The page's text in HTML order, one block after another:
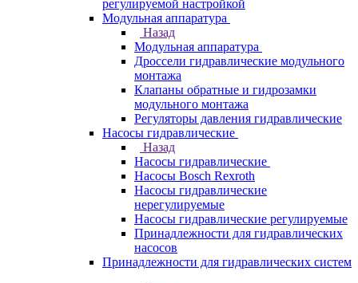
регулируемой настройкой
Модульная аппаратура
Назад
Модульная аппаратура
Дроссели гидравлические модульного
монтажа
Клапаны обратные и гидрозамки
модульного монтажа
Регуляторы давления гидравлические
Насосы гидравлические
Назад
Насосы гидравлические
Насосы Bosch Rexroth
Насосы гидравлические
нерегулируемые
Насосы гидравлические регулируемые
Принадлежности для гидравлических
насосов
Принадлежности для гидравлических систем